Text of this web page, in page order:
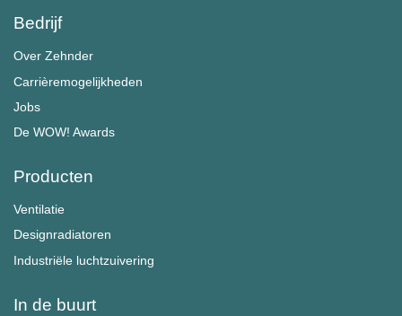
Bedrijf
Over Zehnder
Carrièremogelijkheden
Jobs
De WOW! Awards
Producten
Ventilatie
Designradiatoren
Industriële luchtzuivering
In de buurt